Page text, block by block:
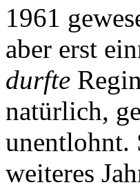
1961
aber erst
durfte
natürlich,
unentlohnt.
weiteres